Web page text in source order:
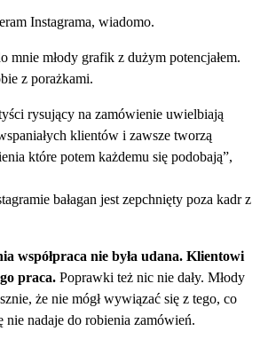
Instagrama, wiadomo.
mnie młody grafik z dużym potencjałem.
z porażkami.
rysujący na zamówienie uwielbiają
klientów i zawsze tworzą
które potem każdemu się podobają”,
bałagan jest zepchnięty poza kadr z
współpraca nie była udana. Klientowi
praca. Poprawki też nic nie dały. Młody
że nie mógł wywiązać się z tego, co
nie nadaje do robienia zamówień.